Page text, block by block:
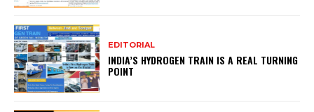
EDITORIAL
INDIA’S HYDROGEN TRAIN IS A REAL TURNING
POINT